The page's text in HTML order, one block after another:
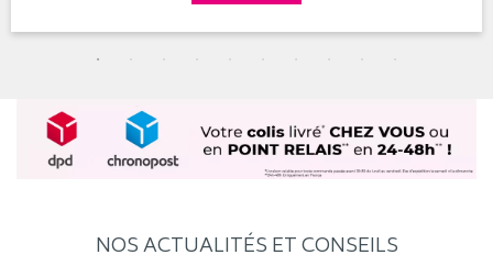
NOS ACTUALITÉS ET CONSEILS